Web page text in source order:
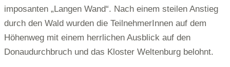
imposanten „Langen Wand“. Nach einem steilen Anstieg
durch den Wald wurden die TeilnehmerInnen auf dem
Höhenweg mit einem herrlichen Ausblick auf den
Donaudurchbruch und das Kloster Weltenburg belohnt.